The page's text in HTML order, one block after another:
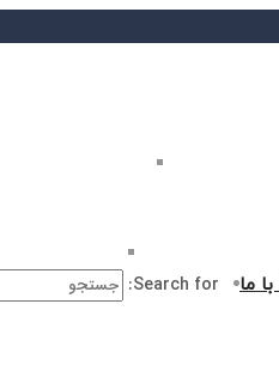
دندان در غرب تهران کامپوزیت دندان در غرب
ریشه دندان در غرب تهران جراحی لثه در غرب
ما Search for: